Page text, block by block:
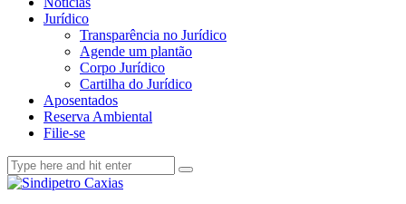
Jurídico
Transparência no Jurídico
Agende um plantão
Corpo Jurídico
Cartilha do Jurídico
Aposentados
Reserva Ambiental
Filie-se